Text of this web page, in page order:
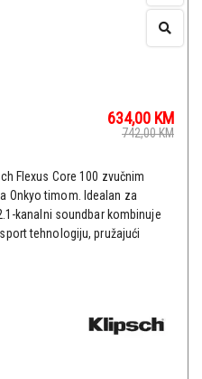
634,00 KM
742,00KM
Flexus Core 100 zvučnim
Onkyo timom. Idealan za
kanalni soundbar kombinuje
tehnologiju, pružajući